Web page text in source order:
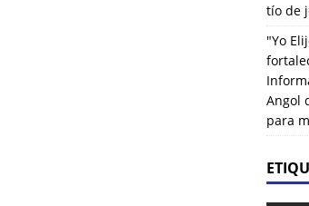
tío de
"Yo
Angol
para